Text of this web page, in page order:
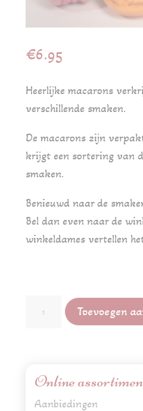
€6.95
Heerlijke macarons
verschillende smaken.
De macarons zijn
krijgt een sortering van
smaken.
Benieuwd naar de
Bel dan even naar de
winkeldames vertellen
Macarons
stuks
Toevoegen
Online
Aanbiedingen